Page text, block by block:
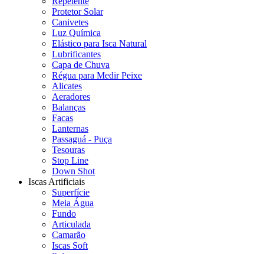
Protetor Solar
Canivetes
Luz Química
Elástico para Isca Natural
Lubrificantes
Capa de Chuva
Régua para Medir Peixe
Alicates
Aeradores
Balanças
Facas
Lanternas
Passaguá - Puça
Tesouras
Stop Line
Down Shot
Iscas Artificiais
Superfície
Meia Água
Fundo
Articulada
Camarão
Iscas Soft